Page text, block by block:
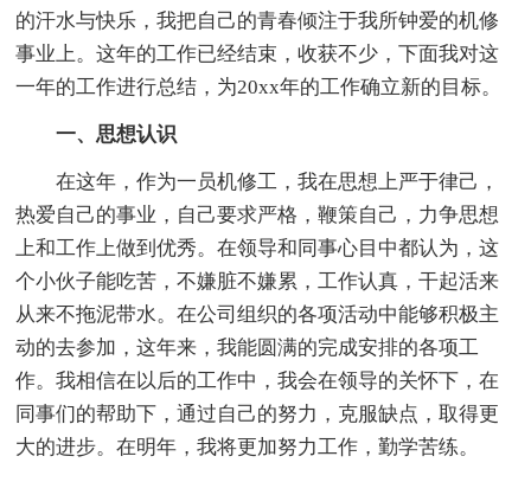
的汗水与快乐，我把自己的青春倾注于我所钟爱的机修
事业上。这年的工作已经结束，收获不少，下面我对这
一年的工作进行总结，为20xx年的工作确立新的目标。
一、思想认识
在这年，作为一员机修工，我在思想上严于律己，
热爱自己的事业，自己要求严格，鞭策自己，力争思想
上和工作上做到优秀。在领导和同事心目中都认为，这
个小伙子能吃苦，不嫌脏不嫌累，工作认真，干起活来
从来不拖泥带水。在公司组织的各项活动中能够积极主
动的去参加，这年来，我能圆满的完成安排的各项工
作。我相信在以后的工作中，我会在领导的关怀下，在
同事们的帮助下，通过自己的努力，克服缺点，取得更
大的进步。在明年，我将更加努力工作，勤学苦练。